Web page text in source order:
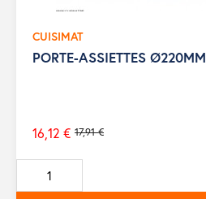
CUISIMAT
PORTE-ASSIETTES Ø220MM
Prix
de
base
17,91 €
16,12 €